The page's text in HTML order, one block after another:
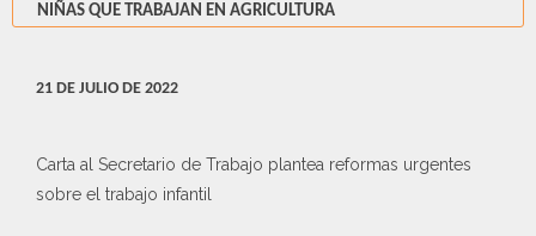
NIÑAS QUE TRABAJAN EN AGRICULTURA
21 DE JULIO DE 2022
Carta al Secretario de Trabajo plantea reformas urgentes
sobre el trabajo infantil